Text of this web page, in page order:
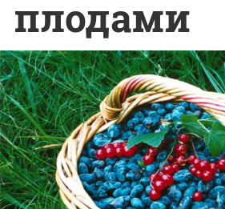
плодами